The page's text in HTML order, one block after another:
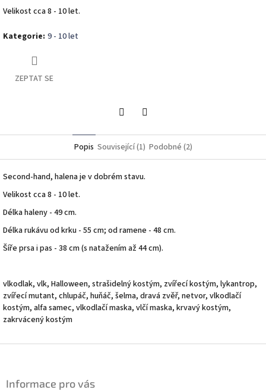
Velikost cca 8 - 10 let.
Kategorie: 9 - 10 let
ZEPTAT SE
Popis Související (1) Podobné (2)
Second-hand, halena je v dobrém stavu.
Velikost cca 8 - 10 let.
Délka haleny - 49 cm.
Délka rukávu od krku - 55 cm; od ramene - 48 cm.
Šíře prsa i pas - 38 cm (s natažením až 44 cm).
vlkodlak, vlk, Halloween, strašidelný kostým, zvířecí kostým, lykantrop,
zvířecí mutant, chlupáč, huňáč, šelma, dravá zvěř, netvor, vlkodlačí
kostým, alfa samec, vlkodlačí maska, vlčí maska, krvavý kostým,
zakrvácený kostým
Informace pro vás